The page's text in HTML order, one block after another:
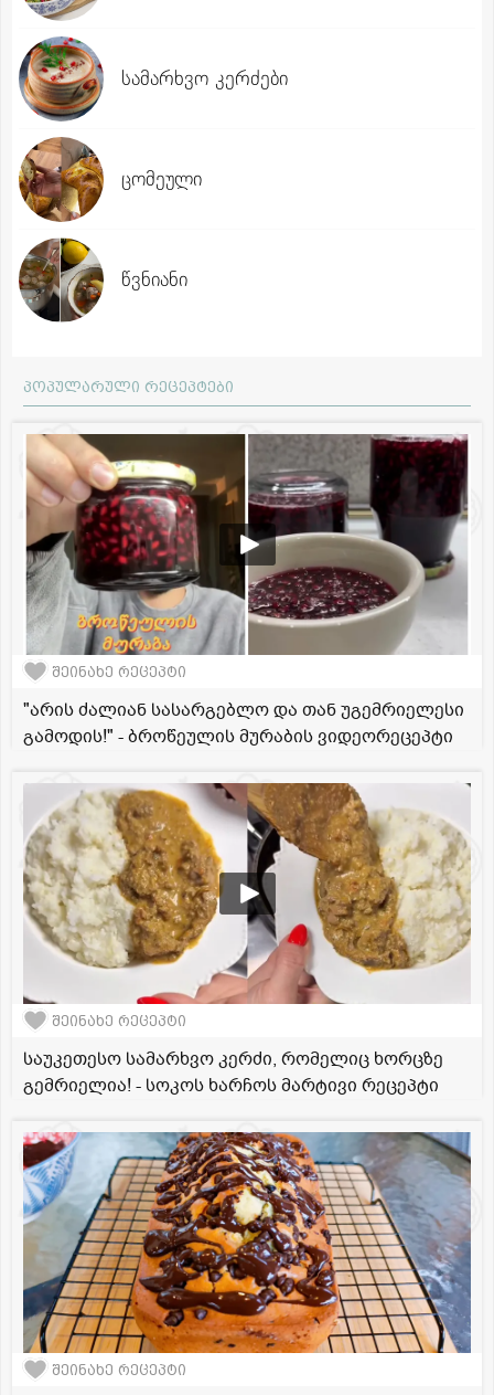
სამარხვო კერძები
ცომეული
წვნიანი
პოპულარული რეცეპტები
შეინახე რეცეპტი
"არის ძალიან სასარგებლო და თან უგემრიელესი
გამოდის!" - ბროწეულის მურაბის ვიდეორეცეპტი
შეინახე რეცეპტი
საუკეთესო სამარხვო კერძი, რომელიც ხორცზე
გემრიელია! - სოკოს ხარჩოს მარტივი რეცეპტი
შეინახე რეცეპტი